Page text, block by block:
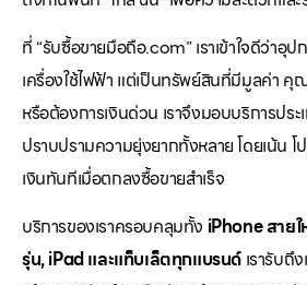
ที่ “รับซื้อขายมือถือ.com” เราเข้าใจดีว่าอุ
เครื่องใช้ไฟฟ้า แต่เป็นทรัพย์สินที่มีมูลค่า คุ
หรือต้องการเงินด่วน เราจึงมอบบริการปร
ปราบปรามความยุ่งยากทั้งหลาย โดยเน้น โ
เงินทันทีเมื่อตกลงซื้อขายสำเร็จ
บริการของเราครอบคลุมทั้ง iPhone สาย
รุ่น, iPad และแท็บเล็ตทุกแบรนด์ เรารับถึ